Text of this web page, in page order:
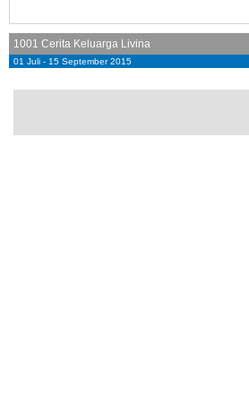
1001 Cerita Keluarga Livina
01 Juli - 15 September 2015